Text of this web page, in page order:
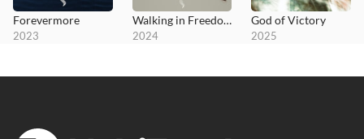
Forevermore
2023
Walking in Freedom
2024
God of Victory
2025